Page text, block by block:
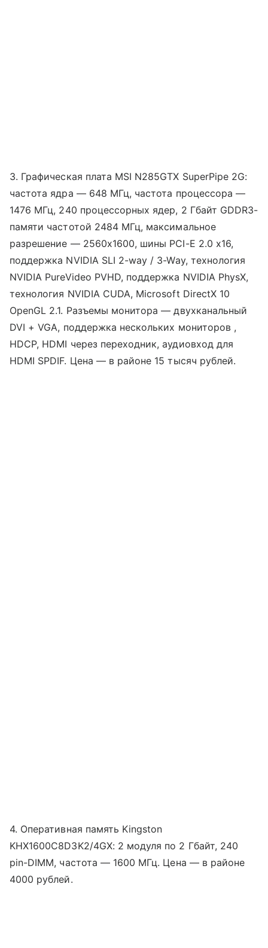
3. Графическая плата MSI N285GTX SuperPipe 2G:
частота ядра — 648 МГц, частота процессора —
1476 МГц, 240 процессорных ядер, 2 Гбайт GDDR3-
памяти частотой 2484 МГц, максимальное
разрешение — 2560х1600, шины PCI-E 2.0 x16,
поддержка NVIDIA SLI 2-way / 3-Way, технология
NVIDIA PureVideo PVHD, поддержка NVIDIA PhysX,
технология NVIDIA CUDA, Microsoft DirectX 10
OpenGL 2.1. Разъемы монитора — двухканальный
DVI + VGA, поддержка нескольких мониторов ,
HDCP, HDMI через переходник, аудиовход для
HDMI SPDIF. Цена — в районе 15 тысяч рублей.
4. Оперативная память Kingston
KHX1600C8D3K2/4GX: 2 модуля по 2 Гбайт, 240
pin-DIMM, частота — 1600 МГц. Цена — в районе
4000 рублей.